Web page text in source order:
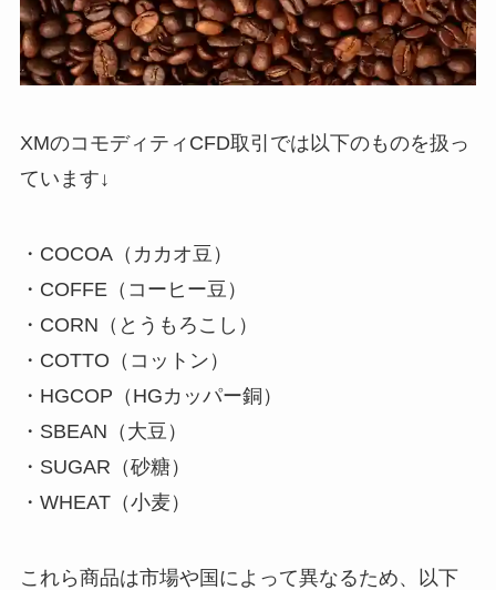
XMのコモディティCFD取引では以下のものを扱っ
ています↓
・COCOA（カカオ豆）
・COFFE（コーヒー豆）
・CORN（とうもろこし）
・COTTO（コットン）
・HGCOP（HGカッパー銅）
・SBEAN（大豆）
・SUGAR（砂糖）
・WHEAT（小麦）
これら商品は市場や国によって異なるため、以下